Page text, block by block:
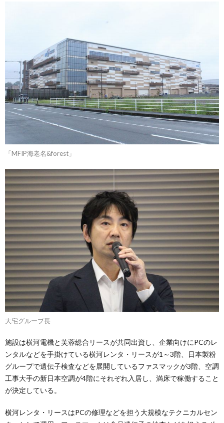
「MFIP海老名&forest」
大宅グループ長
施設は横河電機と芙蓉総合リースが共同出資し、企業向けにPCのレ
ンタルなどを手掛けている横河レンタ・リースが1～3階、日本製粉
グループで遺伝子検査などを展開しているファスマックが3階、空調
工事大手の新日本空調が4階にそれぞれ入居し、満床で稼働すること
が決定している。
横河レンタ・リースはPCの修理などを担う大規模なテクニカルセン